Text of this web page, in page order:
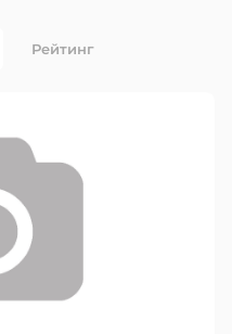
Рейтинг